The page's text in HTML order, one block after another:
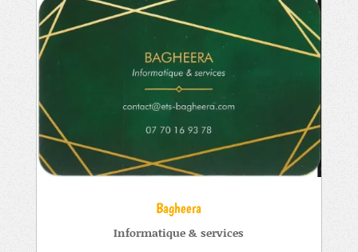
Bagheera
Informatique & services